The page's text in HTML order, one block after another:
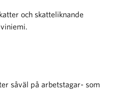
och skatteliknande
såväl på arbetstagar- som